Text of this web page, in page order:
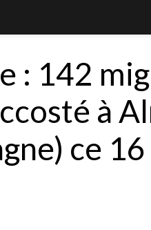
: 142
à
ce